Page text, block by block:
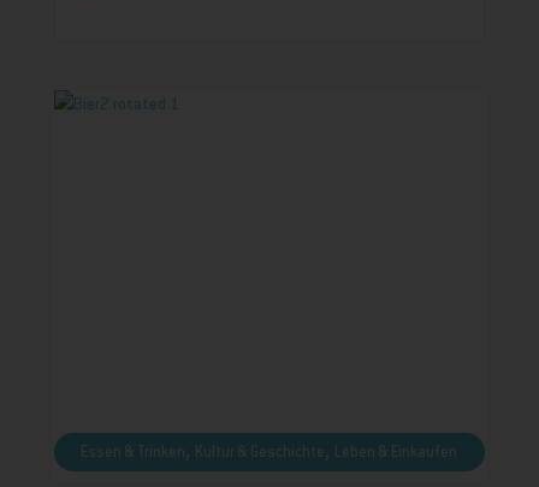
Essen & Trinken , Kultur & Geschichte , Leben & Einkaufen